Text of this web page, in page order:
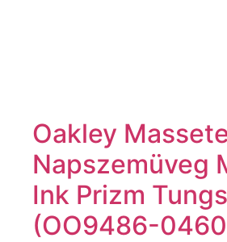
Oakley
Napszemüveg
Ink Prizm
(OO9486-